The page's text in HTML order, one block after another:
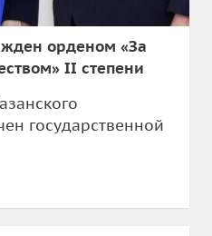
орденом «За
II степени
государственной